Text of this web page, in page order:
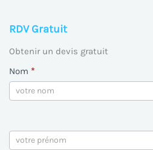
RDV Gratuit
Obtenir un devis gratuit
Nous
contacter
Nom *